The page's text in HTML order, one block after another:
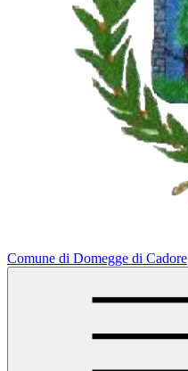
Comune di Domegge di Cadore